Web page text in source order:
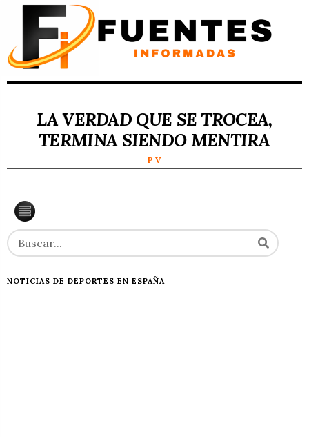
LA VERDAD QUE SE TROCEA,
TERMINA SIENDO MENTIRA
P V
NOTICIAS DE DEPORTES EN ESPAÑA